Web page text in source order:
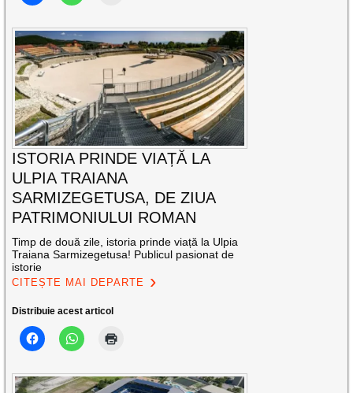
ISTORIA PRINDE VIAȚĂ LA
ULPIA TRAIANA
SARMIZEGETUSA, DE ZIUA
PATRIMONIULUI ROMAN
Timp de două zile, istoria prinde viață la Ulpia
Traiana Sarmizegetusa! Publicul pasionat de
istorie
CITEȘTE MAI DEPARTE
Distribuie acest articol